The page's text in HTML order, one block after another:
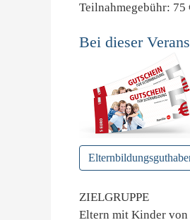
Teilnahmegebühr: 75
Bei dieser
ZIELGRUPPE
Eltern mit Kinder